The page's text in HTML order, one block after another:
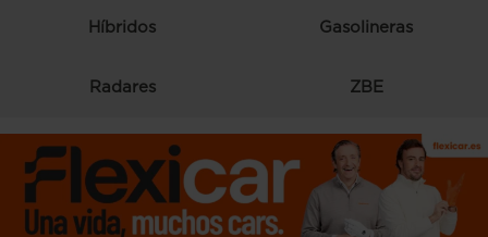
Híbridos Gasolineras
Radares ZBE